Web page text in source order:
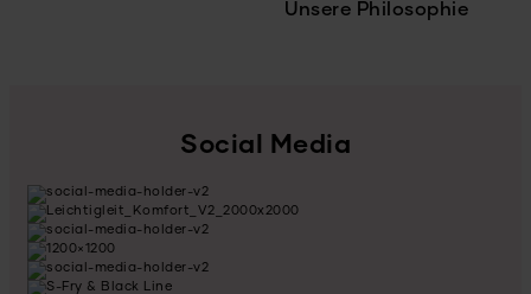
Unsere Philosophie
Social Media